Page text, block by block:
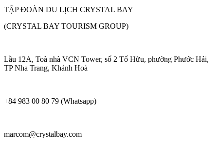
TẬP ĐOÀN DU LỊCH CRYSTAL BAY
(CRYSTAL BAY TOURISM GROUP)
Lầu 12A, Toà nhà VCN Tower, số 2 Tố Hữu, phường Phước Hải,
TP Nha Trang, Khánh Hoà
+84 983 00 80 79 (Whatsapp)
marcom@crystalbay.com